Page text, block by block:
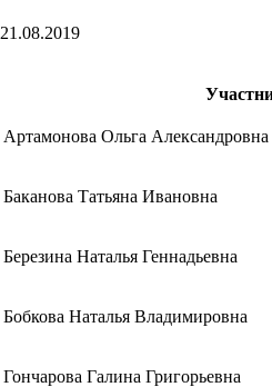
21.08.2019
Артамонова Ольга Александровна
Баканова Татьяна Ивановна
Березина Наталья Геннадьевна
Бобкова Наталья Владимировна
Гончарова Галина Григорьевна